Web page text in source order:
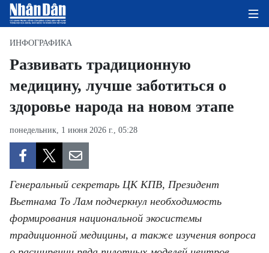
ГЛАВНАЯ СТРАНИЦА
ПОЛИТИКА
ЭКОЛОГИЯ
ИНФОГРАФИКА
Развивать традиционную
медицину, лучше заботиться о
здоровье народа на новом этапе
понедельник, 1 июня 2026 г., 05:28
Генеральный секретарь ЦК КПВ, Президент
Вьетнама То Лам подчеркнул необходимость
формирования национальной экосистемы
традиционной медицины, а также изучения вопроса